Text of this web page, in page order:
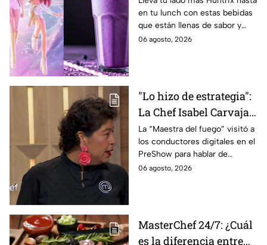
para llevar a la escuela
este regreso a clases
2026; son saludables y
en tu lunch con estas bebidas
que están llenas de sabor y
frescura.
06 agosto, 2026
"Lo hizo de estrategia":
La Chef Isabel Carvajal
opina sobre la decisión
de Ramahá de subir a
Daniela al balcón de
MasterChef 24/7
La “Maestra del fuego” visitó a
los conductores digitales en el
PreShow para hablar de
algunos de los sucesos más
06 agosto, 2026
MasterChef 24/7: ¿Cuál
es la diferencia entre